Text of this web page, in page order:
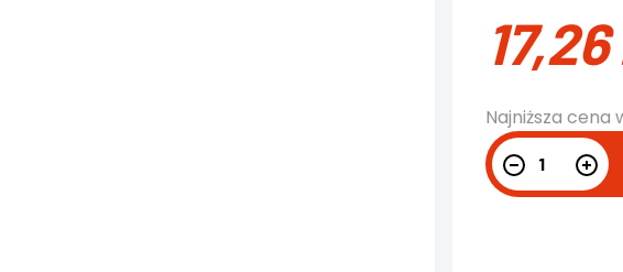
17,26
Najniższa cena